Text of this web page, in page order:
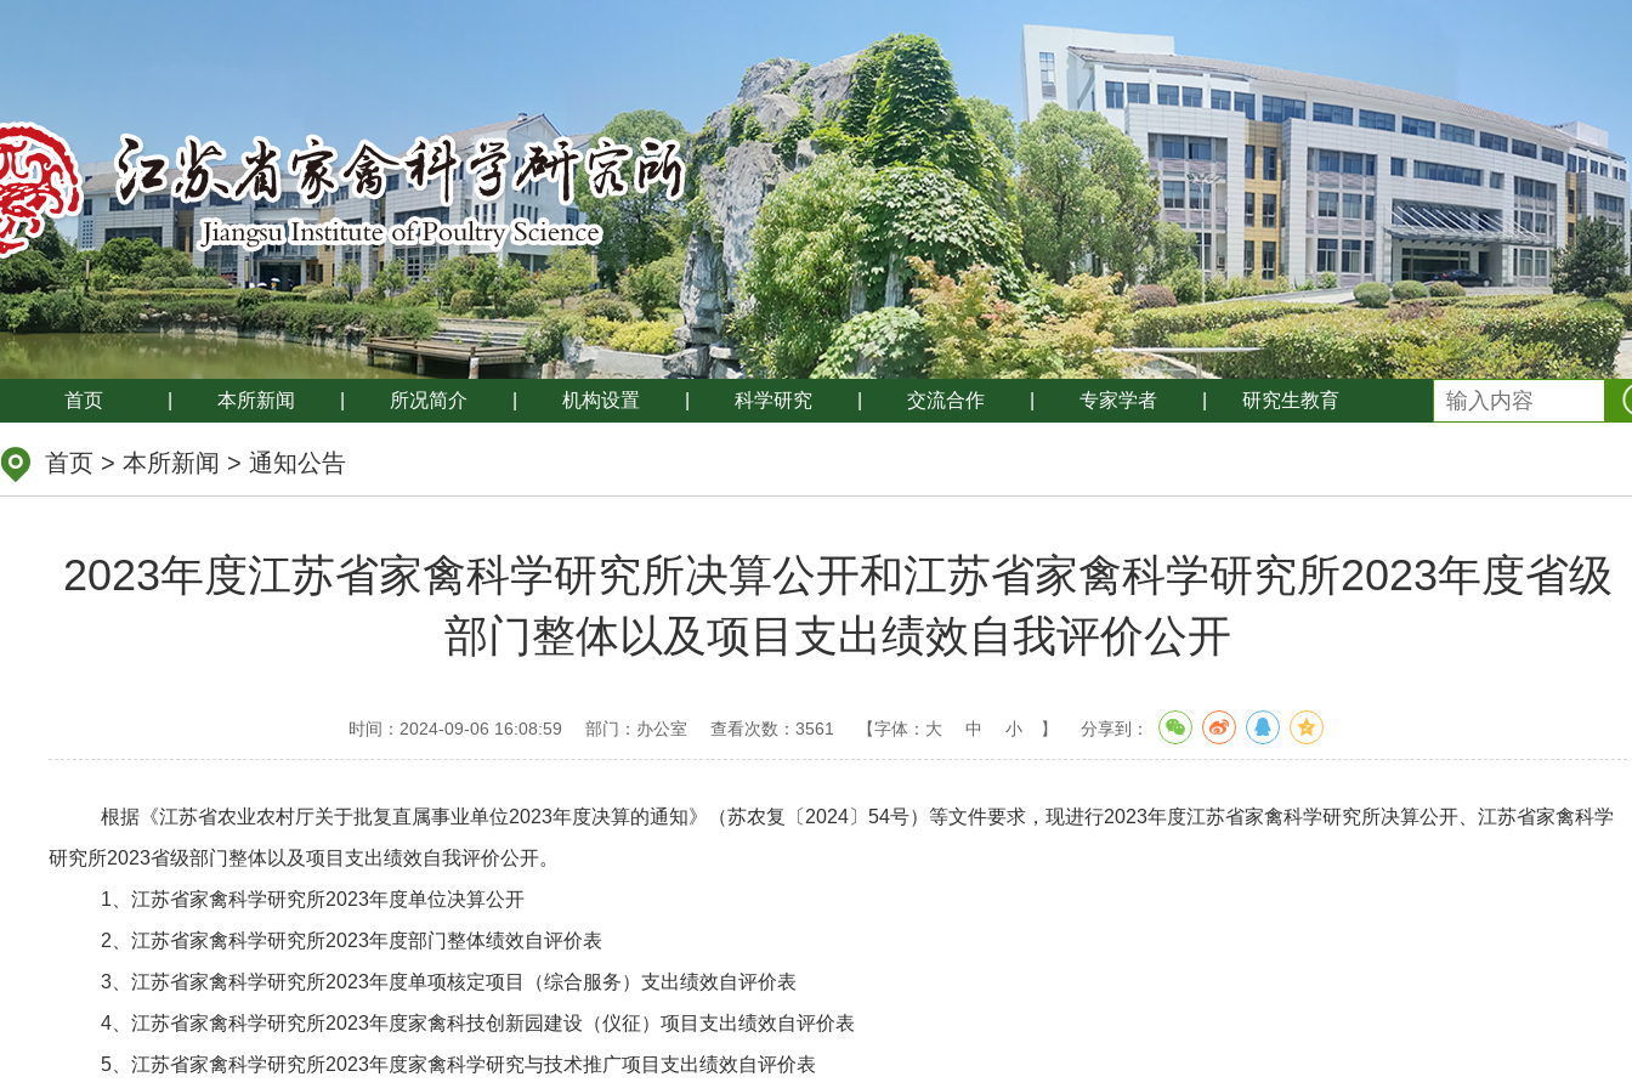
首页 本所新闻 所况简介 机构设置 科学研究 交流合作 专家学者 研究生教育
首页 > 本所新闻 > 通知公告
2023年度江苏省家禽科学研究所决算公开和江苏省家禽科学研究所2023年度省级
部门整体以及项目支出绩效自我评价公开
时间：2024-09-06 16:08:59 部门：办公室 查看次数：3561 【字体： 大 中 小 】 分享到：
根据《江苏省农业农村厅关于批复直属事业单位2023年度决算的通知》（苏农复 〔2024〕 54号）等文件要求，现进行2023年度江苏省家禽科学研究所决算公开、江苏省家禽科学
研究所2023省级部门整体以及项目支出绩效自我评价公开。
1、 江苏省家禽科学研究所2023年度单位决算公开
2、江苏省家禽科学研究所2023年度部门整体绩效自评价表
3、 江苏省家禽科学研究所2023年度单项核定项目（综合服务）支出绩效自评价表
4、 江苏省家禽科学研究所2023年度家禽科技创新园建设（仪征）项目支出绩效自评价表
5、 江苏省家禽科学研究所2023年度家禽科学研究与技术推广项目支出绩效自评价表